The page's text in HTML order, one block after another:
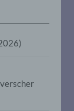
Daten,